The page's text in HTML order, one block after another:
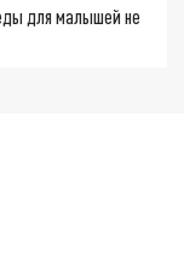
для малышей не